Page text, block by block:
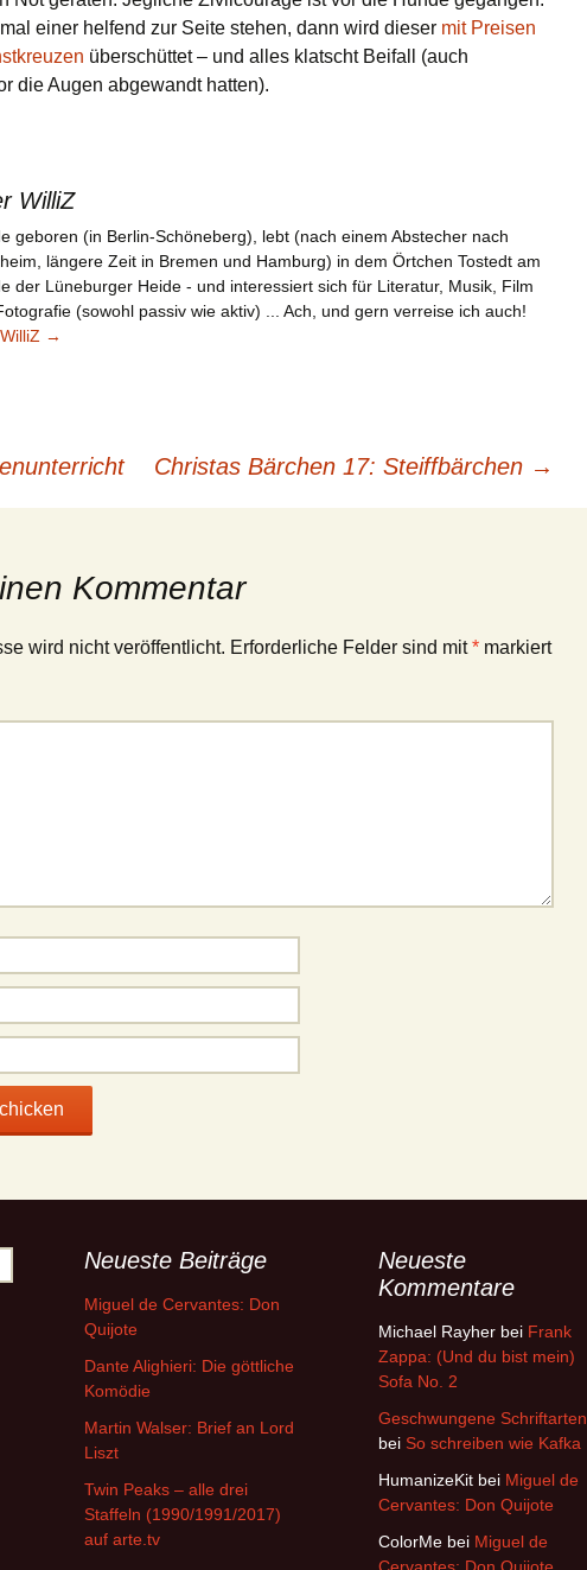
einer helfend zur Seite stehen, dann wird dieser mit Preisen
überschüttet – und alles klatscht Beifall (auch
die Augen abgewandt hatten).
WilliZ
geboren (in Berlin-Schöneberg), lebt (nach einem Abstecher nach
längere Zeit in Bremen und Hamburg) in dem Örtchen Tostedt am
der Lüneburger Heide - und interessiert sich für Literatur, Musik, Film
(sowohl passiv wie aktiv) ... Ach, und gern verreise ich auch!
→
Christas Bärchen 17: Steiffbärchen →
Kommentar
wird nicht veröffentlicht. Erforderliche Felder sind mit* markiert
Neueste Beiträge
Miguel de Cervantes: Don
Quijote
Dante Alighieri: Die göttliche
Komödie
Martin Walser: Brief an Lord
Liszt
Twin Peaks – alle drei
Staffeln (1990/1991/2017)
auf arte.tv
Neueste
Kommentare
Michael Rayher bei Frank
Zappa: (Und du bist mein)
Sofa No. 2
Geschwungene Schriftarten
bei So schreiben wie Kafka
HumanizeKit bei Miguel de
Cervantes: Don Quijote
ColorMe bei Miguel de